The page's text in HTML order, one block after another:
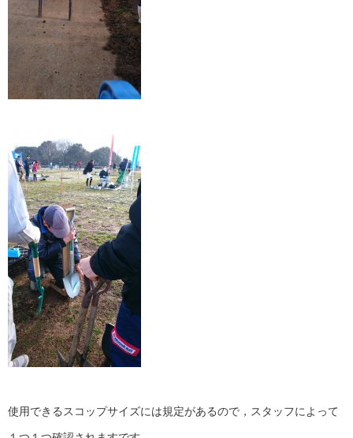
使用できるスコップサイズには規定があるので，スタッフによって